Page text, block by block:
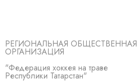
РЕГИОНАЛЬНАЯ ОБЩЕСТВЕННАЯ
ОРГАНИЗАЦИЯ
"Федерация хоккея на траве
Республики Татарстан"